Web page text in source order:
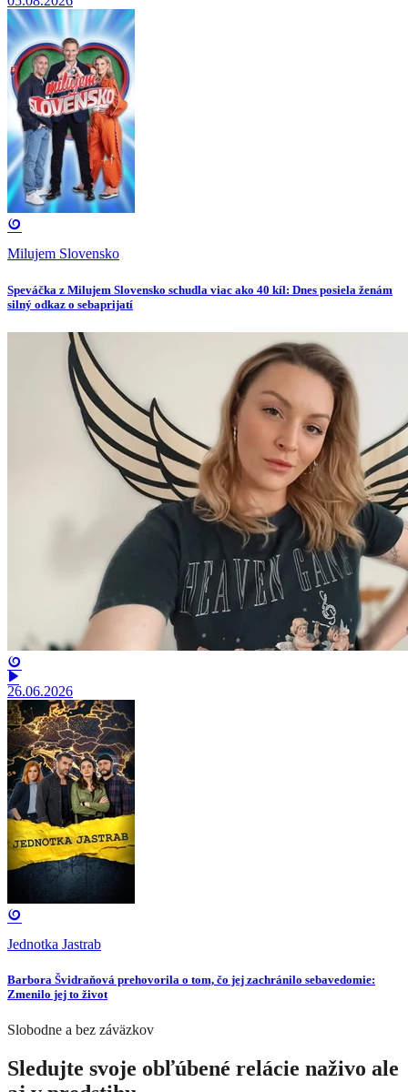
Milujem Slovensko
Speváčka z Milujem Slovensko schudla viac ako 40 kíl: Dnes posiela ženám
silný odkaz o sebaprijatí
26.06.2026
Jednotka Jastrab
Barbora Švidraňová prehovorila o tom, čo jej zachránilo sebavedomie:
Zmenilo jej to život
Slobodne a bez záväzkov
Sledujte svoje obľúbené relácie naživo ale